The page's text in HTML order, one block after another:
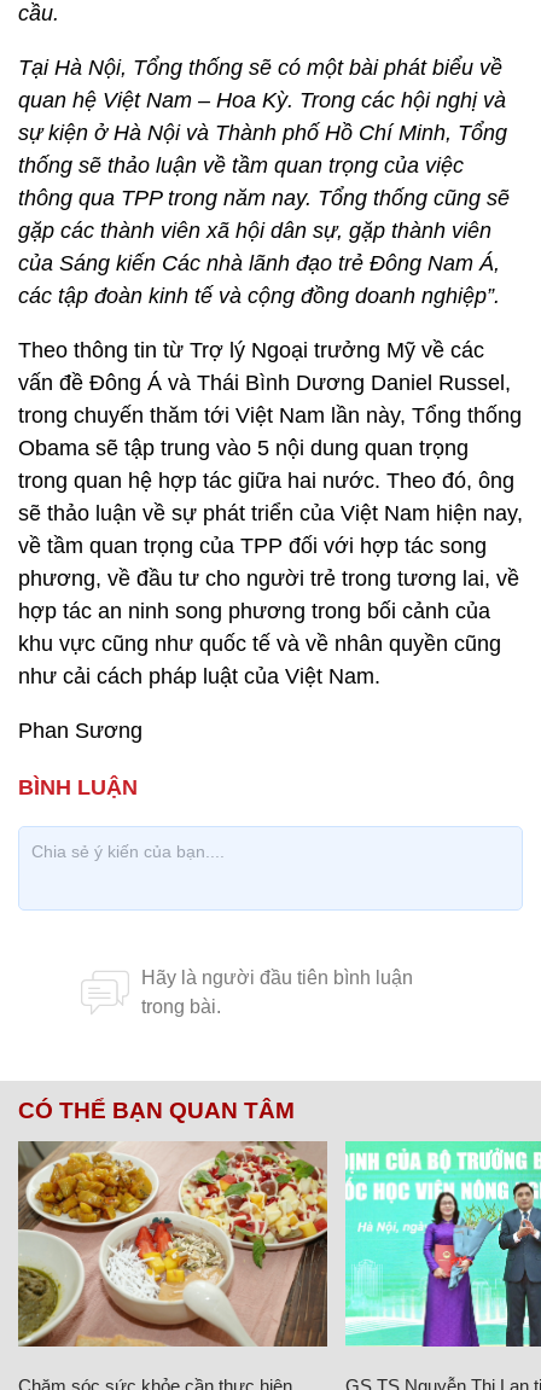
cầu.
Tại Hà Nội, Tổng thống sẽ có một bài phát biểu về
quan hệ Việt Nam – Hoa Kỳ. Trong các hội nghị và
sự kiện ở Hà Nội và Thành phố Hồ Chí Minh, Tổng
thống sẽ thảo luận về tầm quan trọng của việc
thông qua TPP trong năm nay. Tổng thống cũng sẽ
gặp các thành viên xã hội dân sự, gặp thành viên
của Sáng kiến Các nhà lãnh đạo trẻ Đông Nam Á,
các tập đoàn kinh tế và cộng đồng doanh nghiệp”.
Theo thông tin từ Trợ lý Ngoại trưởng Mỹ về các
vấn đề Đông Á và Thái Bình Dương Daniel Russel,
trong chuyến thăm tới Việt Nam lần này, Tổng thống
Obama sẽ tập trung vào 5 nội dung quan trọng
trong quan hệ hợp tác giữa hai nước. Theo đó, ông
sẽ thảo luận về sự phát triển của Việt Nam hiện nay,
về tầm quan trọng của TPP đối với hợp tác song
phương, về đầu tư cho người trẻ trong tương lai, về
hợp tác an ninh song phương trong bối cảnh của
khu vực cũng như quốc tế và về nhân quyền cũng
như cải cách pháp luật của Việt Nam.
Phan Sương
CÓ THỂ BẠN QUAN TÂM